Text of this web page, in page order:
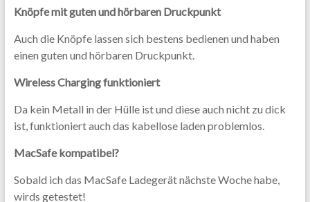
Knöpfe mit guten und hörbaren Druckpunkt
Auch die Knöpfe lassen sich bestens bedienen und haben
einen guten und hörbaren Druckpunkt.
Wireless Charging funktioniert
Da kein Metall in der Hülle ist und diese auch nicht zu dick
ist, funktioniert auch das kabellose laden problemlos.
MacSafe kompatibel?
Sobald ich das MacSafe Ladegerät nächste Woche habe,
wirds getestet!